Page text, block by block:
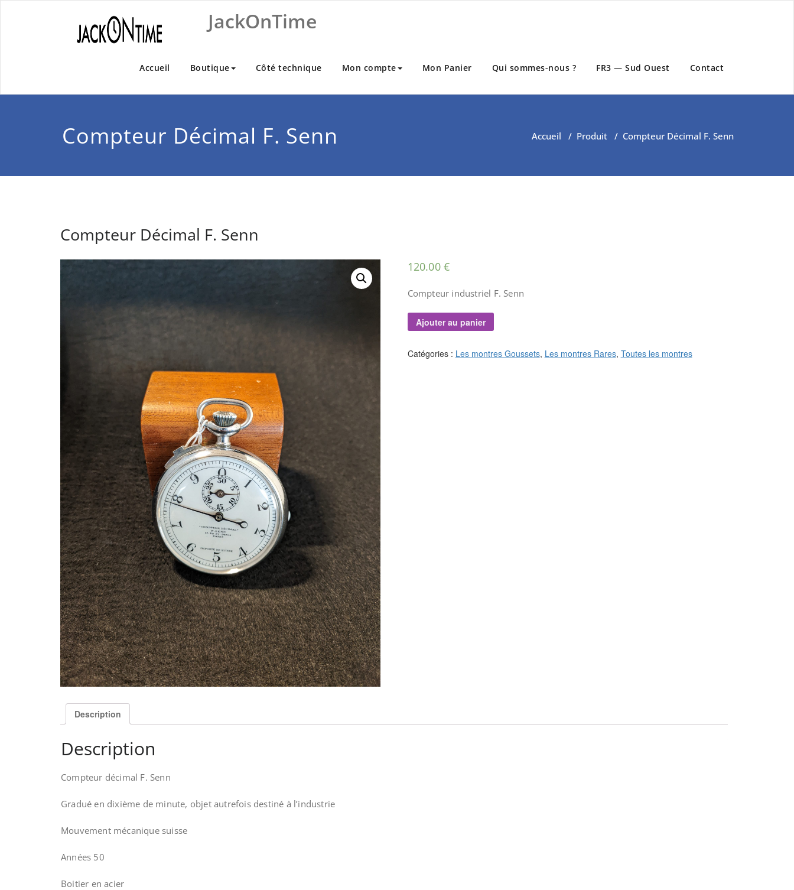
JackOnTime
Accueil Boutique Côté technique Mon compte Mon Panier Qui sommes-nous ? FR3 — Sud Ouest Contact
Compteur Décimal F. Senn Accueil / Produit / Compteur Décimal F. Senn
Compteur Décimal F. Senn
120.00€
Compteur industriel F. Senn
Ajouter au panier
Catégories : Les montres Goussets, Les montres Rares, Toutes les montres
Description
Description
Compteur décimal F. Senn
Gradué en dixième de minute, objet autrefois destiné à l’industrie
Mouvement mécanique suisse
Années 50
Boitier en acier